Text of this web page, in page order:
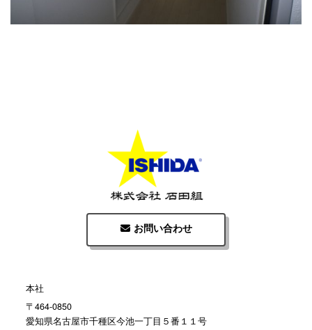
お問い合わせ
本社
〒464-0850
愛知県名古屋市千種区今池一丁目５番１１号